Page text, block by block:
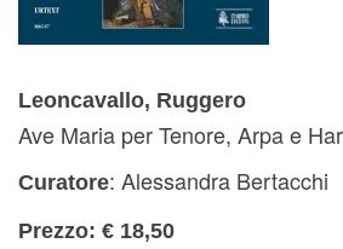
Leoncavallo, Ruggero
Ave Maria per Tenore, Arpa e
Curatore: Alessandra Bertacchi
Prezzo: € 18,50